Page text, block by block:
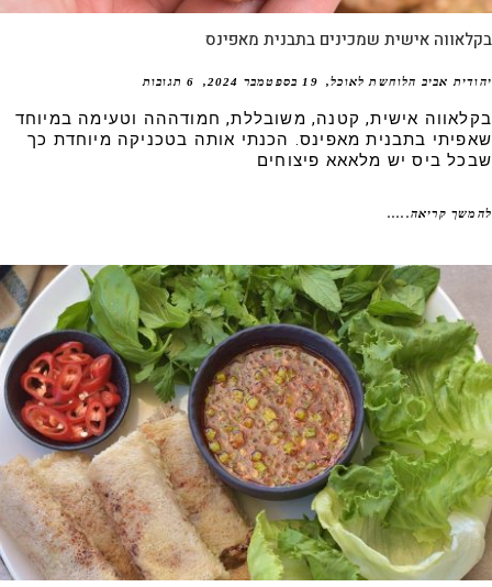
אישית שמכינים בתבנית מאפינס
אביב הלוחשת לאוכל 19 בספטמבר 2024 6 תגובות
אישית, קטנה, משובללת, חמודההה וטעימה במיוחד
בתבנית מאפינס. הכנתי אותה בטכניקה מיוחדת כך
ביס יש מלאאא פיצוחים
קריאה.....